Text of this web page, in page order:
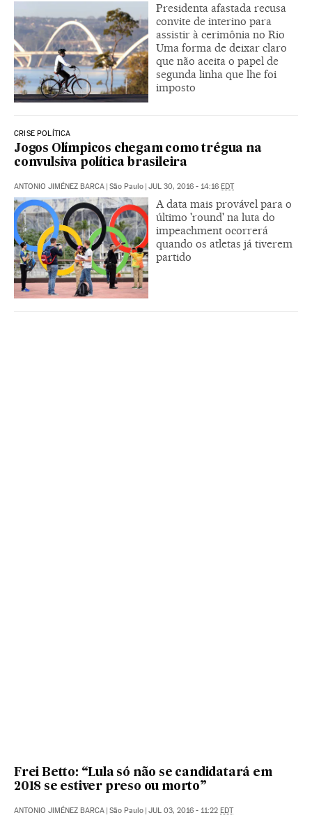
Presidenta afastada recusa
convite de interino para
assistir à cerimônia no Rio
Uma forma de deixar claro
que não aceita o papel de
segunda linha que lhe foi
imposto
CRISE POLÍTICA
Jogos Olímpicos chegam como trégua na
convulsiva política brasileira
ANTONIO JIMÉNEZ BARCA | São Paulo | JUL 30, 2016 - 14:16 EDT
A data mais provável para o
último 'round' na luta do
impeachment ocorrerá
quando os atletas já tiverem
partido
Frei Betto: “Lula só não se candidatará em
2018 se estiver preso ou morto”
ANTONIO JIMÉNEZ BARCA | São Paulo | JUL 03, 2016 - 11:22 EDT